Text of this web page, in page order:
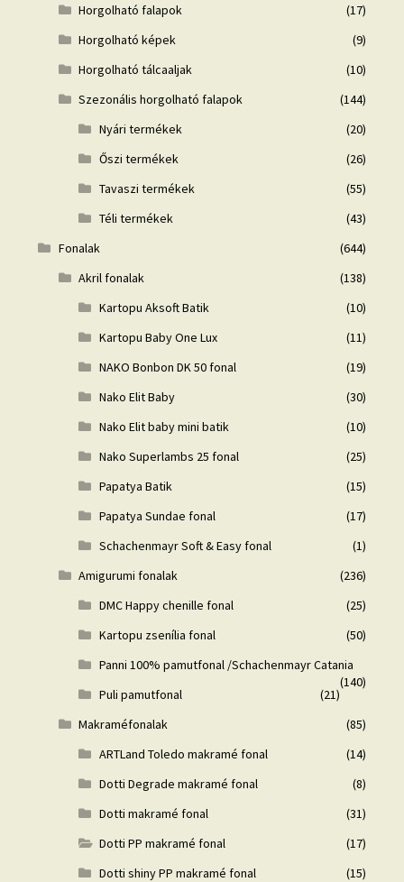
Horgolható falapok
(17)
Horgolható képek
(9)
Horgolható tálcaaljak
(10)
Szezonális horgolható falapok
(144)
Nyári termékek
(20)
Őszi termékek
(26)
Tavaszi termékek
(55)
Téli termékek
(43)
Fonalak
(644)
Akril fonalak
(138)
Kartopu Aksoft Batik
(10)
Kartopu Baby One Lux
(11)
NAKO Bonbon DK 50 fonal
(19)
Nako Elit Baby
(30)
Nako Elit baby mini batik
(10)
Nako Superlambs 25 fonal
(25)
Papatya Batik
(15)
Papatya Sundae fonal
(17)
Schachenmayr Soft & Easy fonal
(1)
Amigurumi fonalak
(236)
DMC Happy chenille fonal
(25)
Kartopu zsenília fonal
(50)
Panni 100% pamutfonal /Schachenmayr Catania
(140)
Puli pamutfonal
(21)
Makraméfonalak
(85)
ARTLand Toledo makramé fonal
(14)
Dotti Degrade makramé fonal
(8)
Dotti makramé fonal
(31)
Dotti PP makramé fonal
(17)
Dotti shiny PP makramé fonal
(15)